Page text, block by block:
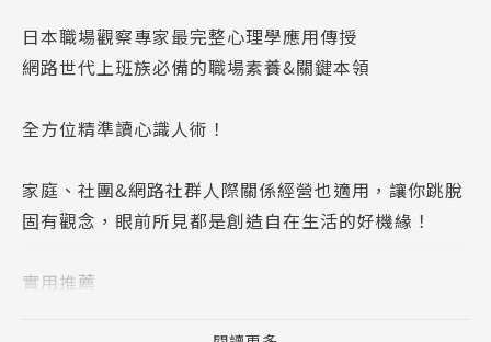
日本職場觀察專家最完整心理學應用傳授
網路世代上班族必備的職場素養&關鍵本領
全方位精準讀心識人術！
家庭、社團&網路社群人際關係經營也適用，讓你跳脫
固有觀念，眼前所見都是創造自在生活的好機緣！
實用推薦